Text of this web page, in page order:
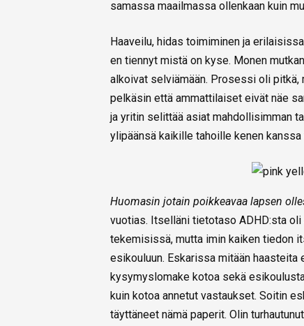
samassa maailmassa ollenkaan kuin
Haaveilu, hidas toimiminen ja
en tiennyt mistä on kyse. Monen
alkoivat selviämään. Prosessi oli pitkä,
pelkäsin että ammattilaiset eivät näe
ja yritin selittää asiat mahdollisimman
ylipäänsä kaikille tahoille kenen
Huomasin jotain poikkeavaa lapsen
vuotias. Itselläni tietotaso ADHD:sta oli
tekemisissä, mutta imin kaiken tiedon
esikouluun. Eskarissa mitään
kysymyslomake kotoa sekä
kuin kotoa annetut vastaukset. Soitin
täyttäneet nämä paperit. Olin